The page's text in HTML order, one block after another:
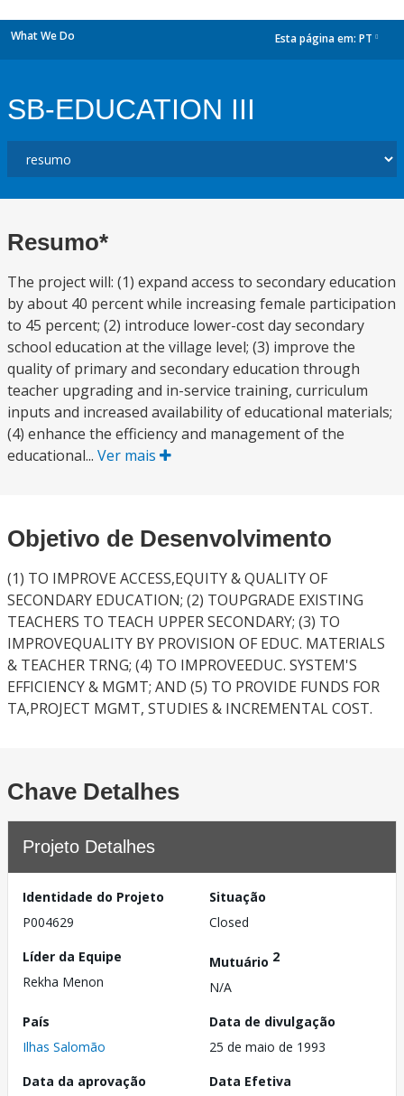
What We Do Esta página em: PT
SB-EDUCATION III
Resumo*
The project will: (1) expand access to secondary education
by about 40 percent while increasing female participation
to 45 percent; (2) introduce lower-cost day secondary
school education at the village level; (3) improve the
quality of primary and secondary education through
teacher upgrading and in-service training, curriculum
inputs and increased availability of educational materials;
(4) enhance the efficiency and management of the
educational... Ver mais
Objetivo de Desenvolvimento
(1) TO IMPROVE ACCESS,EQUITY & QUALITY OF
SECONDARY EDUCATION; (2) TOUPGRADE EXISTING
TEACHERS TO TEACH UPPER SECONDARY; (3) TO
IMPROVEQUALITY BY PROVISION OF EDUC. MATERIALS
& TEACHER TRNG; (4) TO IMPROVEEDUC. SYSTEM'S
EFFICIENCY & MGMT; AND (5) TO PROVIDE FUNDS FOR
TA,PROJECT MGMT, STUDIES & INCREMENTAL COST.
Chave Detalhes
Projeto Detalhes
Identidade do Projeto
P004629
Situação
Closed
Líder da Equipe
Rekha Menon
Mutuário 2
N/A
País
Ilhas Salomão
Data de divulgação
25 de maio de 1993
Data da aprovação
Data Efetiva